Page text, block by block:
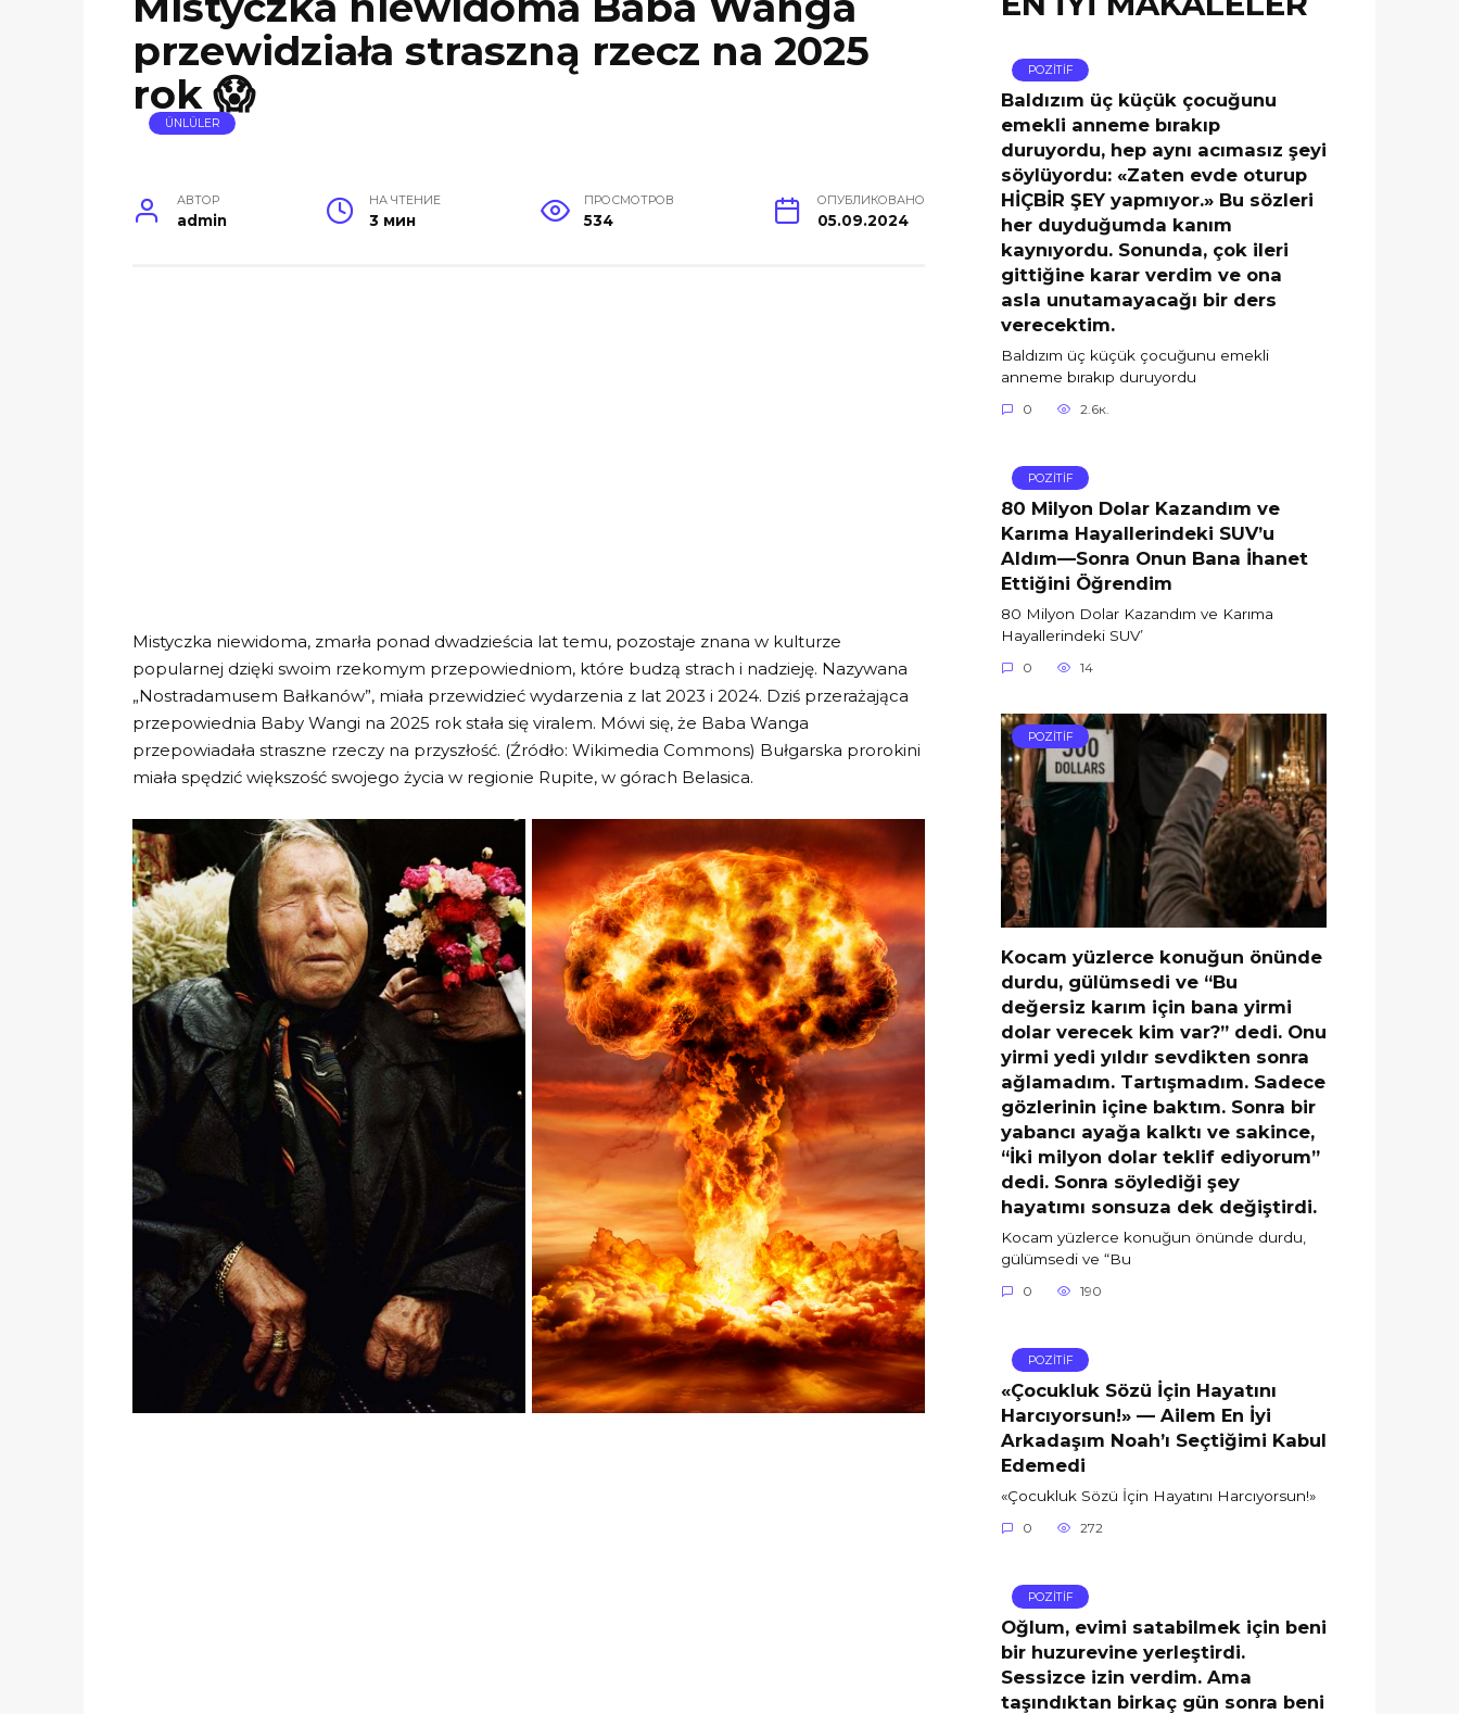
przewidziała straszną rzecz na 2025
rok 😱
ÜNLÜLER
АВТОР
admin
НА ЧТЕНИЕ
3 мин
ПРОСМОТРОВ
534
ОПУБЛИКОВАНО
05.09.2024
Mistyczka niewidoma, zmarła ponad dwadzieścia lat temu, pozostaje znana w kulturze
popularnej dzięki swoim rzekomym przepowiedniom, które budzą strach i nadzieję. Nazywana
„Nostradamusem Bałkanów”, miała przewidzieć wydarzenia z lat 2023 i 2024. Dziś przerażająca
przepowiednia Baby Wangi na 2025 rok stała się viralem. Mówi się, że Baba Wanga
przepowiadała straszne rzeczy na przyszłość. (Źródło: Wikimedia Commons) Bułgarska prorokini
miała spędzić większość swojego życia w regionie Rupite, w górach Belasica.
POZİTİF
Baldızım üç küçük çocuğunu
emekli anneme bırakıp
duruyordu, hep aynı acımasız şeyi
söylüyordu: «Zaten evde oturup
HİÇBİR ŞEY yapmıyor.» Bu sözleri
her duyduğumda kanım
kaynıyordu. Sonunda, çok ileri
gittiğine karar verdim ve ona
asla unutamayacağı bir ders
verecektim.
Baldızım üç küçük çocuğunu emekli
anneme bırakıp duruyordu
0 2.6к.
POZİTİF
80 Milyon Dolar Kazandım ve
Karıma Hayallerindeki SUV’u
Aldım—Sonra Onun Bana İhanet
Ettiğini Öğrendim
80 Milyon Dolar Kazandım ve Karıma
Hayallerindeki SUV’
0 14
POZİTİF
Kocam yüzlerce konuğun önünde
durdu, gülümsedi ve “Bu
değersiz karım için bana yirmi
dolar verecek kim var?” dedi. Onu
yirmi yedi yıldır sevdikten sonra
ağlamadım. Tartışmadım. Sadece
gözlerinin içine baktım. Sonra bir
yabancı ayağa kalktı ve sakince,
“İki milyon dolar teklif ediyorum”
dedi. Sonra söylediği şey
hayatımı sonsuza dek değiştirdi.
Kocam yüzlerce konuğun önünde durdu,
gülümsedi ve “Bu
0 190
POZİTİF
«Çocukluk Sözü İçin Hayatını
Harcıyorsun!» — Ailem En İyi
Arkadaşım Noah’ı Seçtiğimi Kabul
Edemedi
«Çocukluk Sözü İçin Hayatını Harcıyorsun!»
0 272
POZİTİF
Oğlum, evimi satabilmek için beni
bir huzurevine yerleştirdi.
Sessizce izin verdim. Ama
taşındıktan birkaç gün sonra beni